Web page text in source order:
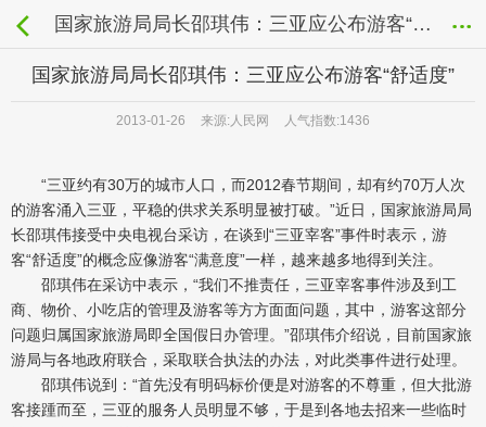
国家旅游局局长邵琪伟：三亚应公布游客“舒适度”
国家旅游局局长邵琪伟：三亚应公布游客“舒适度”
2013-01-26 来源:人民网 人气指数:1436
“三亚约有30万的城市人口，而2012春节期间，却有约70万人次
的游客涌入三亚，平稳的供求关系明显被打破。”近日，国家旅游局局
长邵琪伟接受中央电视台采访，在谈到“三亚宰客”事件时表示，游
客“舒适度”的概念应像游客“满意度”一样，越来越多地得到关注。
邵琪伟在采访中表示，“我们不推责任，三亚宰客事件涉及到工
商、物价、小吃店的管理及游客等方方面面问题，其中，游客这部分
问题归属国家旅游局即全国假日办管理。”邵琪伟介绍说，目前国家旅
游局与各地政府联合，采取联合执法的办法，对此类事件进行处理。
邵琪伟说到：“首先没有明码标价便是对游客的不尊重，但大批游
客接踵而至，三亚的服务人员明显不够，于是到各地去招来一些临时